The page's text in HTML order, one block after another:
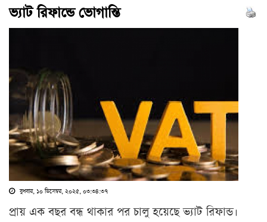
ভ্যাট রিফান্ডে ভোগান্তি
বুধবার, ১০ ডিসেম্বর, ২০২৫, ০৩:৩৪:৩৭
প্রায় এক বছর বন্ধ থাকার পর চালু হয়েছে ভ্যাট রিফান্ড।